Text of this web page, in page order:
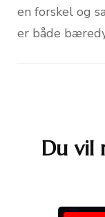
en forskel og
er både
Du vil